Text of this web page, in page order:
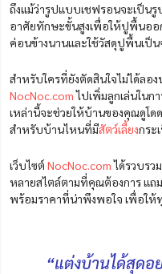
ถึงแม้ว่ารูปแบบเชฟรอนจะเป็น
อาศัยทักษะขั้นสูงเพื่อให้ปูพื้นออ
ค่อนข้างนานและใช้วัสดุปูพื้นเป็น
สำหรับใครที่ยังตัดสินใจไม่ได้ลอง
NocNoc.comไปเพิ่มลูกเล่นในก
เหล่านี้จะช่วยให้บ้านของคุณดูโด
สำหรับบ้านไหนที่มีสัตว์เลี้ยงกระ
เว็บไซต์ NocNoc.comได้รวบรวม
หลายสไตล์ตามที่คุณต้องการ แถ
พร้อมราคาที่น่าพึงพอใจ เพื่อให้
“แต่งบ้านได้สุดอ